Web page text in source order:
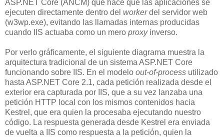
ASP.NET Core (ANCM) que hace que las aplicaciones se
ejecuten directamente dentro del workerdel servidor web
(w3wp.exe), evitando las llamadas internas producidas
cuando IIS actuaba como un mero proxyinverso.
Por verlo gráficamente, el siguiente diagrama muestra la
arquitectura tradicional de un sistema ASP.NET Core
funcionando sobre IIS. En el modelo out-of-process utilizado
hasta ASP.NET Core 2.1, cada petición realizada desde el
exterior era capturada por IIS, que a su vez lanzaba una
petición HTTP local con los mismos contenidos hacia
Kestrel, que era quien la procesaba ejecutando nuestro
código. La respuesta generada desde Kestrel era enviada
de vuelta a IIS como respuesta a la petición, quien la